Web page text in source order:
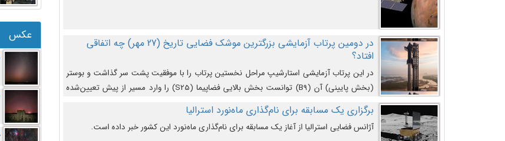
در دومین پرتاب آزمایشی بزرگترین موشک فضایی تاریخ (27 مهر‌) چه اتفاقی
افتاد؟
در این پرتاب آزمایشی استارشیپ مراحل نخستین پرتاب را با موفقیت پشت سر گذاشت و بوستر
(بخش پایینی) آن (B9) توانست بخش بالایی فضاپیما (S25) را وارد مسیر از پیش تعیین‌شده
کند و سپس با یک مکانیزم جدید با موفقیت از آن جدا شود. ‌
برگزاری یک مسابقه برای نام‌گذاری ماه‌نورد استرالیا
آژانس فضایی استرالیا از آغاز یک مسابقه برای نام‌گذاری ماه‌نورد این کشور خبر داده است.
عکس